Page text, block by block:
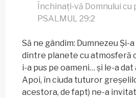
Închinați‑vă Domnului
PSALMUL 29:2
Să ne gândim: Dumnezeu
dintre planete cu atmosferă
i-a pus pe oameni… și le-a
Apoi, în ciuda tuturor
acestora, de fapt) ne-a